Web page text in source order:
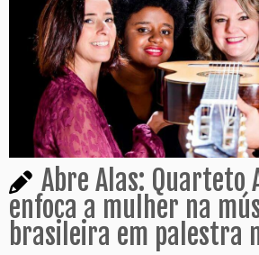
Abre Alas: Quarteto
enfoca a mulher na
brasileira em palestra